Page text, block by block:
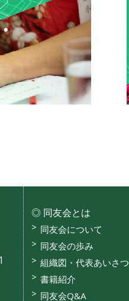
県中小企業家同友会
同友会とは
同友会について
同友会の歩み
組織図・代表あいさつ
書籍紹介
同友会Q&A